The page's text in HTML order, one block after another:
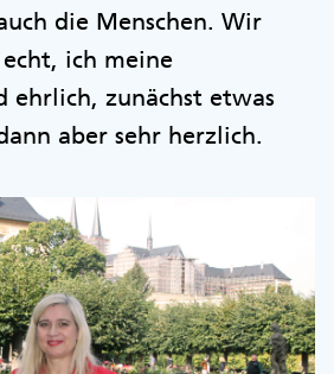
die Menschen. Wir
ich meine
ehrlich, zunächst etwas
aber sehr herzlich.